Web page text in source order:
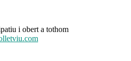
i obert a tothom